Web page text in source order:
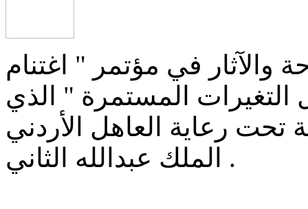
في مؤتمر " اغتنام
المستمرة " الذي
تحت رعاية العاهل الأردني
الملك عبدالله الثاني .